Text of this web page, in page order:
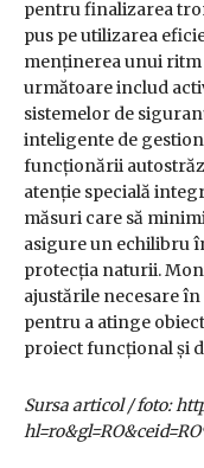
pentru finalizarea
pus pe utilizarea
menținerea unui ritm
următoare includ
sistemelor de
inteligente de
funcționării
atenție specială
măsuri care să
asigure un echilibru
protecția naturii.
ajustările necesare
pentru a atinge
proiect funcțional și
Sursa articol / foto: